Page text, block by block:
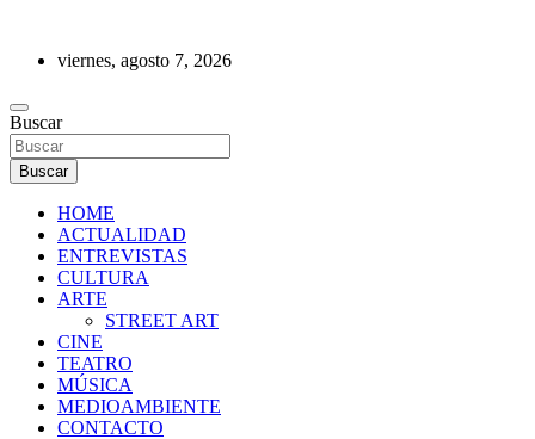
contenidoviernes, agosto 7, 2026
REVISTA DE PRENSA
Buscar
Buscar
HOME
ACTUALIDAD
ENTREVISTAS
CULTURA
ARTE
STREET ART
CINE
TEATRO
MÚSICA
MEDIOAMBIENTE
CONTACTO